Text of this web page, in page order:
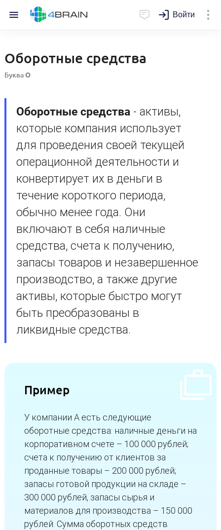
Войти
Оборотные средства
БукваО
Оборотные средства- активы,
которые компания использует
для проведения своей текущей
операционной деятельности и
конвертирует их в деньги в
течение короткого периода,
обычно менее года. Они
включают в себя наличные
средства, счета к получению,
запасы товаров и незавершенное
производство, а также другие
активы, которые быстро могут
быть преобразованы в
ликвидные средства.
Пример
У компании А есть следующие
оборотные средства: наличные деньги на
корпоративном счете – 100 000 рублей;
счета к получению от клиентов за
проданные товары – 200 000 рублей;
запасы готовой продукции на складе –
300 000 рублей, запасы сырья и
материалов для производства – 150 000
рублей. Сумма оборотных средств